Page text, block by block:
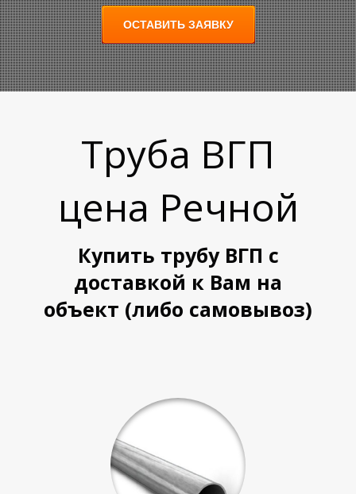
А
ОСТАВИТЬ ЗАЯВКУ
Труба ВГП
цена Речной
Купить трубу ВГП с
доставкой к Вам на
объект (либо самовывоз)
А